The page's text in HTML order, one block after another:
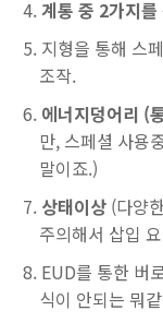
계통 중 2가지를
지형을 통해 스
조작.
에너지덩어리 (
만, 스페셜 사용
말이죠.)
상태이상 (다양
주의해서 삽입
EUD를 통한 버
식이 안되는 뭐